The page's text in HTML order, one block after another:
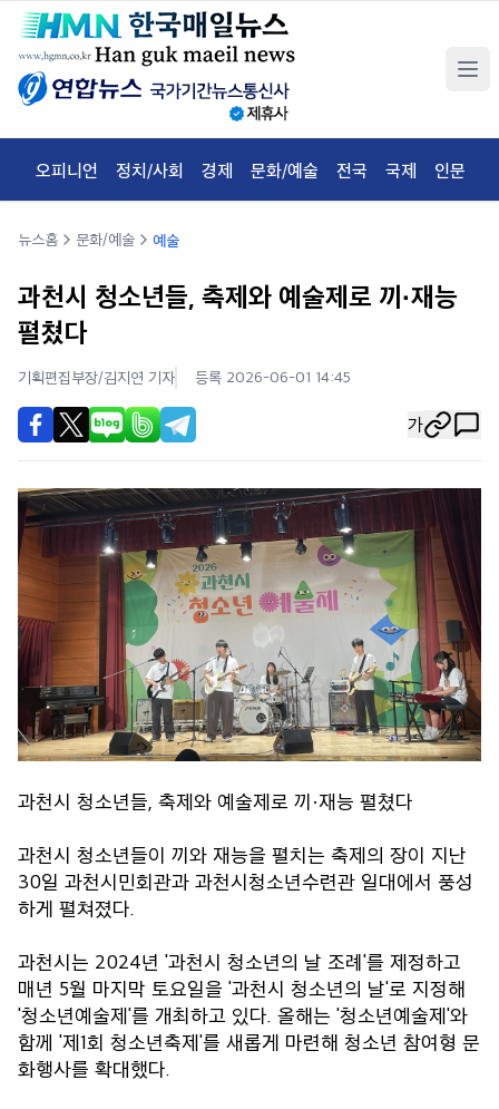
오피니언 정치/사회 경제 문화/예술 전국 국제 인문
뉴스홈 문화/예술 예술
과천시 청소년들, 축제와 예술제로 끼·재능
펼쳤다
기획편집부장/김지연 기자 등록 2026-06-01 14:45
가
과천시 청소년들, 축제와 예술제로 끼·재능 펼쳤다
과천시 청소년들이 끼와 재능을 펼치는 축제의 장이 지난
30일 과천시민회관과 과천시청소년수련관 일대에서 풍성
하게 펼쳐졌다.
과천시는 2024년 '과천시 청소년의 날 조례'를 제정하고
매년 5월 마지막 토요일을 '과천시 청소년의 날'로 지정해
'청소년예술제'를 개최하고 있다. 올해는 '청소년예술제'와
함께 '제1회 청소년축제'를 새롭게 마련해 청소년 참여형 문
화행사를 확대했다.